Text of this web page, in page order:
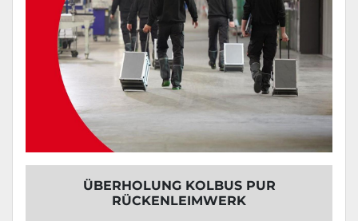
ÜBERHOLUNG KOLBUS PUR
RÜCKENLEIMWERK